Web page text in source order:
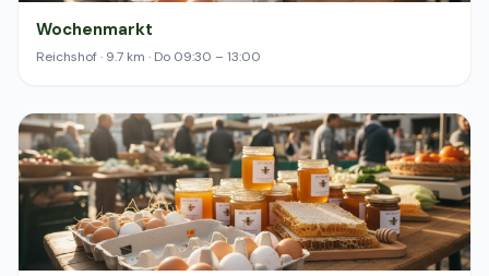
Wochenmarkt
Reichshof · 9.7 km · Do 09:30 – 13:00